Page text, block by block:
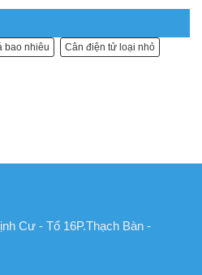
bao nhiêu Cân điện tử loại nhỏ
Cư - Tổ 16P.Thạch Bàn -